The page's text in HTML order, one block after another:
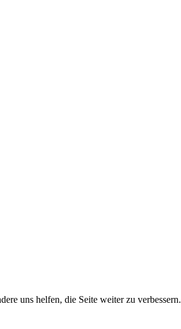
uns helfen, die Seite weiter zu verbessern.